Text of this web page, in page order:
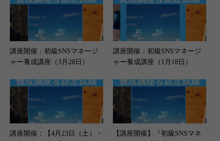
講座開催：初級SNSマネージ
ャー養成講座（3月28日）
講座開催：初級SNSマネージ
ャー養成講座（1月18日）
講座開催：【4月23日（土）・
【講座開催】『初級SNSマネ